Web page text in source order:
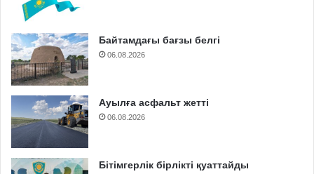
Байтамдағы бағзы белгі
06.08.2026
Ауылға асфальт жетті
06.08.2026
Бітімгерлік бірлікті қуаттайды